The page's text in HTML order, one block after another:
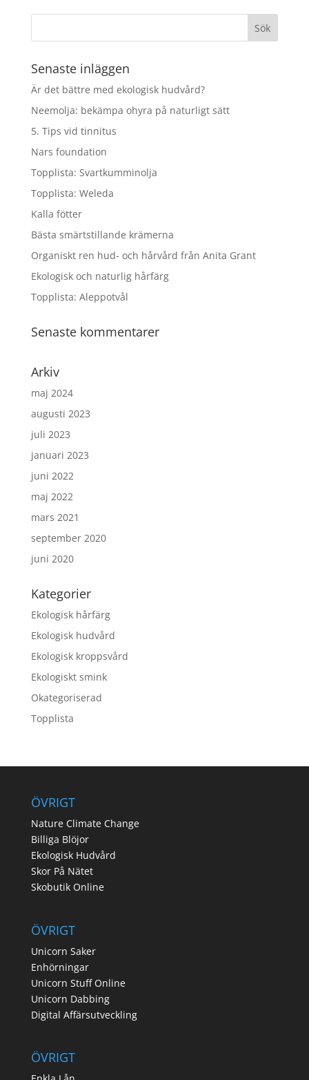
kr850.00.kr680.00.
Senaste inläggen
Är det bättre med ekologisk hudvård?
Neemolja: bekämpa ohyra på naturligt sätt
5. Tips vid tinnitus
Nars foundation
Topplista: Svartkumminolja
Topplista: Weleda
Kalla fötter
Bästa smärtstillande krämerna
Organiskt ren hud- och hårvård från Anita Grant
Ekologisk och naturlig hårfärg
Topplista: Aleppotvål
Senaste kommentarer
Arkiv
maj 2024
augusti 2023
juli 2023
januari 2023
juni 2022
maj 2022
mars 2021
september 2020
juni 2020
Kategorier
Ekologisk hårfärg
Ekologisk hudvård
Ekologisk kroppsvård
Ekologiskt smink
Okategoriserad
Topplista
ÖVRIGT
Nature Climate Change
Billiga Blöjor
Ekologisk Hudvård
Skor På Nätet
Skobutik Online
ÖVRIGT
Unicorn Saker
Enhörningar
Unicorn Stuff Online
Unicorn Dabbing
Digital Affärsutveckling
ÖVRIGT